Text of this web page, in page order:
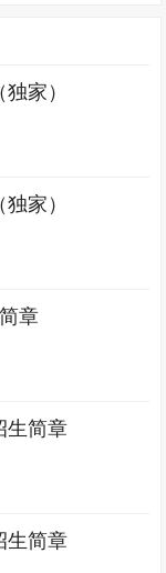
家）
家）
章
生简章
生简章